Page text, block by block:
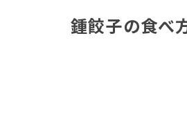
鍾餃子の食べ